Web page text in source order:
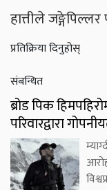
हात्तीले
प्रतिक्रिया दिनुहोस्
संबन्धित
ब्रोड पिक
परिवारद्वारा